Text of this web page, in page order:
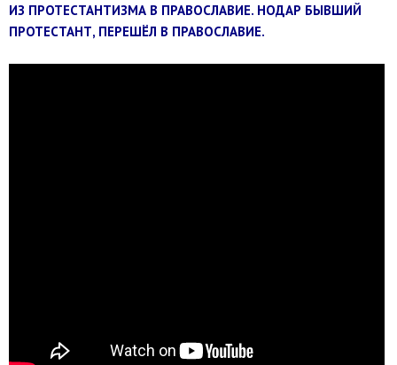
ИЗ ПРОТЕСТАНТИЗМА В ПРАВОСЛАВИЕ. НОДАР БЫВШИЙ
ПРОТЕСТАНТ, ПЕРЕШЁЛ В ПРАВОСЛАВИЕ.